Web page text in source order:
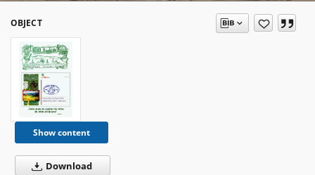
OBJECT
Show content
Download